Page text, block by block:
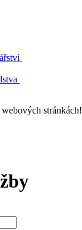
stránkách!